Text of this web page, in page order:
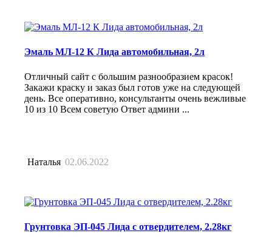
Эмаль МЛ-12 К Лида автомобильная, 2л
Отличный сайт с большим разнообразием красок!
Закажи краску и заказ был готов уже на следующей
день. Все оперативно, консультанты очень вежливые
10 из 10 Всем советую Ответ админи ...
Наталья 02.06.2022
Грунтовка ЭП-045 Лида с отвердителем, 2.28кг